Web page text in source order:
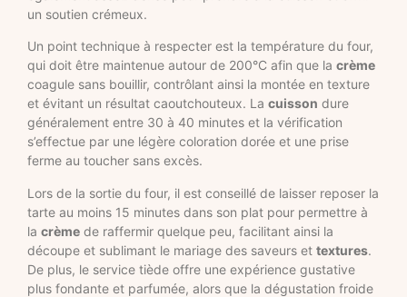
un soutien crémeux.
Un point technique à respecter est la température du four,
qui doit être maintenue autour de 200°C afin que la crème
coagule sans bouillir, contrôlant ainsi la montée en texture
et évitant un résultat caoutchouteux. La cuisson dure
généralement entre 30 à 40 minutes et la vérification
s’effectue par une légère coloration dorée et une prise
ferme au toucher sans excès.
Lors de la sortie du four, il est conseillé de laisser reposer la
tarte au moins 15 minutes dans son plat pour permettre à
la crème de raffermir quelque peu, facilitant ainsi la
découpe et sublimant le mariage des saveurs et textures.
De plus, le service tiède offre une expérience gustative
plus fondante et parfumée, alors que la dégustation froide